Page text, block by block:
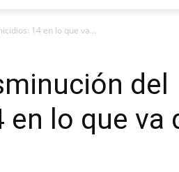
14 en lo que va...
del
lo que va